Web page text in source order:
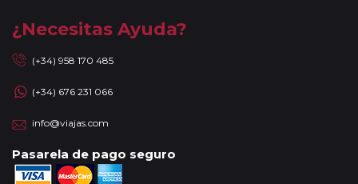
¿Necesitas Ayuda?
(+34) 958 170 485
(+34) 676 231 066
info@viajas.com
Pasarela de pago seguro